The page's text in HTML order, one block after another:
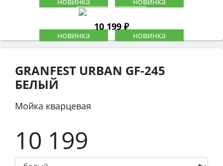
10 199 ₽
GRANFEST URBAN GF-245
БЕЛЫЙ
Мойка кварцевая
10 199